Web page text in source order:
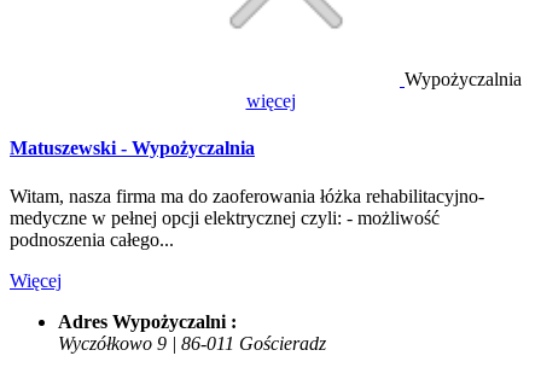
Wypożyczalnia
więcej
Matuszewski - Wypożyczalnia
Witam, nasza firma ma do zaoferowania łóżka rehabilitacyjno-
medyczne w pełnej opcji elektrycznej czyli: - możliwość
podnoszenia całego...
Więcej
Adres Wypożyczalni :
Wyczółkowo 9 | 86-011 Gościeradz